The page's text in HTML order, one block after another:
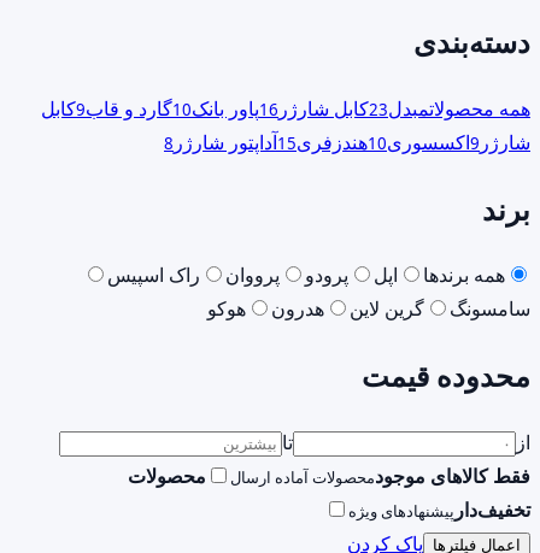
دسته‌بندی
همه محصولاتمبدل23کابل شارژر 16پاور بانک10گارد و قاب9کابل
شارژر 9اکسسوری10هندزفری15آداپتور شارژر 8
برند
همه برندها اپل پرودو پرووان
راک اسپیس
سامسونگ
گرین لاین هدرون هوکو
محدوده قیمت
از
تا
فقط کالاهای موجودمحصولات آماده ارسال
محصولات
تخفیف‌دار پیشنهادهای ویژه
اعمال فیلترها پاک کردن